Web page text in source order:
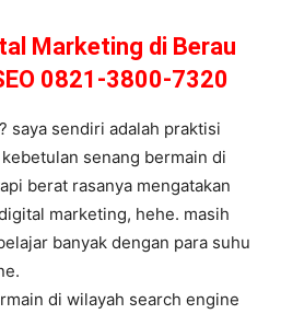
Marketing di Berau
0821-3800-7320
saya sendiri adalah praktisi
senang bermain di
berat rasanya mengatakan
marketing, hehe. masih
banyak dengan para suhu
di wilayah search engine